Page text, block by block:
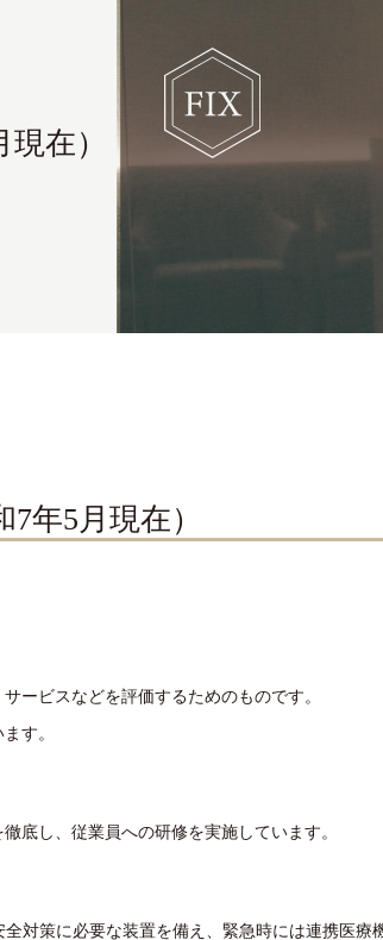
在）
年5月現在）
ービスなどを評価するためのものです。
す。
底し、従業員への研修を実施しています。
対策に必要な装置を備え、緊急時には連携医